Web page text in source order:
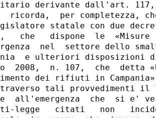
derivante dall'art. 117,
ricorda,  per completezza,
statale con due
che   dispone  le
nel  settore dello
e ulteriori
2008,  n. 107,  che  detta
dei rifiuti in
tali provvedimenti il
all'emergenza  che  si e'
legge   citati   non